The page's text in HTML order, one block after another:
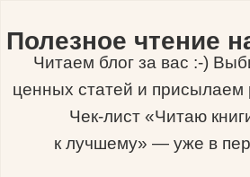
Полезное чтение
Читаем блог за вас :-)
ценных статей и присылаем
Чек-лист «Читаю
к лучшему» — уже в